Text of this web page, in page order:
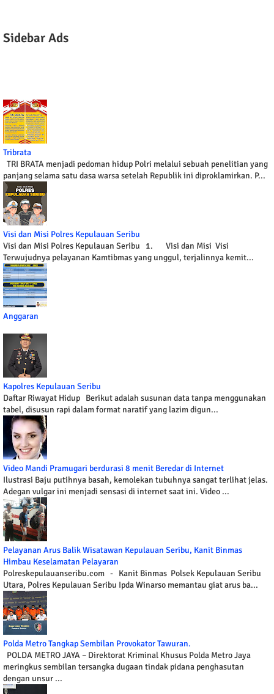
Sidebar Ads
Tribrata
TRI BRATA menjadi pedoman hidup Polri melalui sebuah penelitian yang
panjang selama satu dasa warsa setelah Republik ini diproklamirkan. P...
Visi dan Misi Polres Kepulauan Seribu
Visi dan Misi Polres Kepulauan Seribu 1. Visi dan Misi Visi
Terwujudnya pelayanan Kamtibmas yang unggul, terjalinnya kemit...
Anggaran
Kapolres Kepulauan Seribu
Daftar Riwayat Hidup Berikut adalah susunan data tanpa menggunakan
tabel, disusun rapi dalam format naratif yang lazim digun...
Video Mandi Pramugari berdurasi 8 menit Beredar di Internet
Ilustrasi Baju putihnya basah, kemolekan tubuhnya sangat terlihat jelas.
Adegan vulgar ini menjadi sensasi di internet saat ini. Video ...
Pelayanan Arus Balik Wisatawan Kepulauan Seribu, Kanit Binmas
Himbau Keselamatan Pelayaran
Polreskepulauanseribu.com - Kanit Binmas Polsek Kepulauan Seribu
Utara, Polres Kepulauan Seribu Ipda Winarso memantau giat arus ba...
Polda Metro Tangkap Sembilan Provokator Tawuran.
POLDA METRO JAYA – Direktorat Kriminal Khusus Polda Metro Jaya
meringkus sembilan tersangka dugaan tindak pidana penghasutan
dengan unsur ...